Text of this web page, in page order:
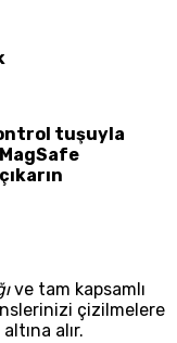
tuşuyla
ve tam kapsamlı
çizilmelere
alır.